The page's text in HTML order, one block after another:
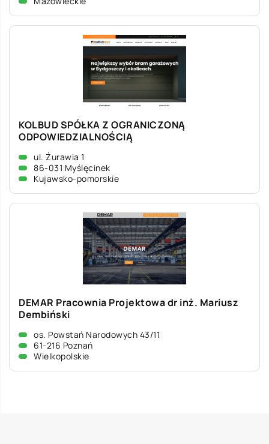
KOLBUD SPÓŁKA Z OGRANICZONĄ
ODPOWIEDZIALNOŚCIĄ
ul. Żurawia 1
86-031 Myślęcinek
Kujawsko-pomorskie
DEMAR Pracownia Projektowa dr inż. Mariusz
Dembiński
os. Powstań Narodowych 43/11
61-216 Poznań
Wielkopolskie